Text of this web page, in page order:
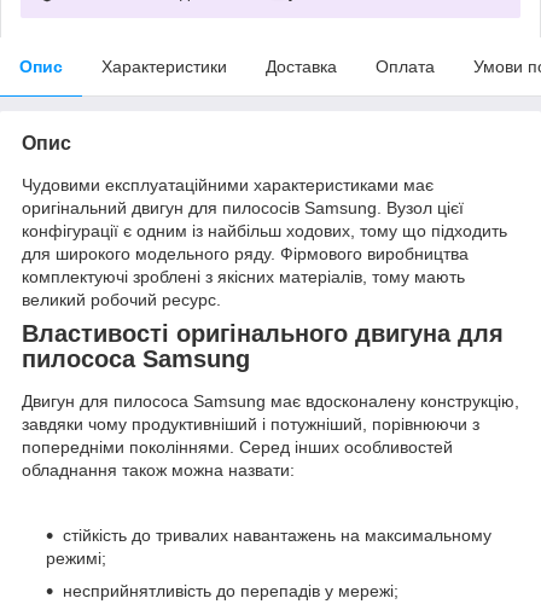
Опис Характеристики Доставка Оплата Умови
Опис
Чудовими експлуатаційними характеристиками має
оригінальний двигун для пилососів Samsung. Вузол цієї
конфігурації є одним із найбільш ходових, тому що підходить
для широкого модельного ряду. Фірмового виробництва
комплектуючі зроблені з якісних матеріалів, тому мають
великий робочий ресурс.
Властивості оригінального двигуна для
пилососа Samsung
Двигун для пилососа Samsung має вдосконалену конструкцію,
завдяки чому продуктивніший і потужніший, порівнюючи з
попередніми поколіннями. Серед інших особливостей
обладнання також можна назвати:
стійкість до тривалих навантажень на максимальному
режимі;
несприйнятливість до перепадів у мережі;